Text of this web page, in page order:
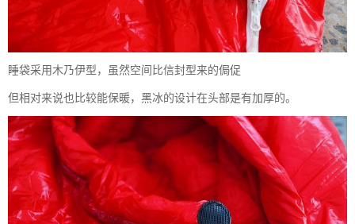
睡袋采用木乃伊型，虽然空间比信封型来的侷促
但相对来说也比较能保暖，黑冰的设计在头部是有加厚的。